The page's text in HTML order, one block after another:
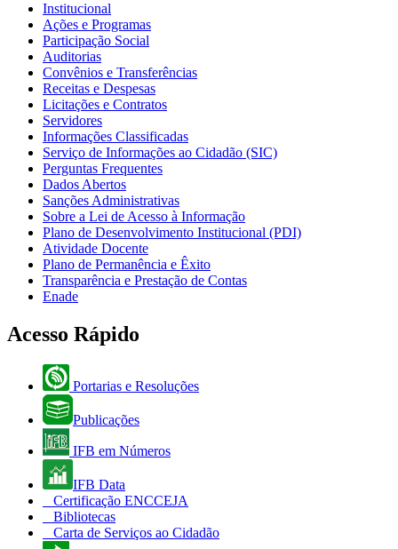
Institucional
Ações e Programas
Participação Social
Auditorias
Convênios e Transferências
Receitas e Despesas
Licitações e Contratos
Servidores
Informações Classificadas
Serviço de Informações ao Cidadão (SIC)
Perguntas Frequentes
Dados Abertos
Sanções Administrativas
Sobre a Lei de Acesso à Informação
Plano de Desenvolvimento Institucional (PDI)
Atividade Docente
Plano de Permanência e Êxito
Transparência e Prestação de Contas
Enade
Acesso Rápido
Portarias e Resoluções
Publicações
IFB em Números
IFB Data
Certificação ENCCEJA
Bibliotecas
Carta de Serviços ao Cidadão